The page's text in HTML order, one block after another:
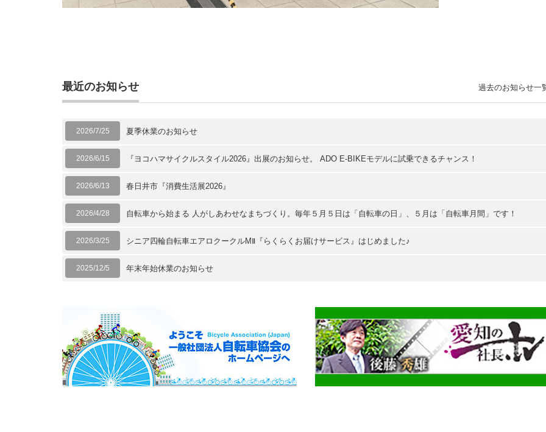
最近のお知らせ
2026/7/25 夏季休業のお知らせ
2026/6/15 『ヨコハマサイクルスタイル2026』出展のお知らせ。 ADO E-BIKEモデルに試乗できるチャンス！
2026/6/13 春日井市『消費生活展2026』
2026/4/28 自転車から始まる 人がしあわせなまちづくり。毎年５月５日は「自転車の日」、５月は「自転車月間」です！
2026/3/25 シニア四輪自転車エアロクークルMⅡ『らくらくお届けサービス』はじめました♪
2025/12/5 年末年始休業のお知らせ
過去のお知らせ一